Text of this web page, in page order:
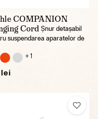
COMPANION
Cord Șnur detașabil
suspendarea aparatelor de
+ 1